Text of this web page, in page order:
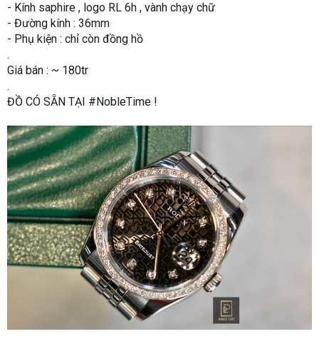
- Kính saphire , logo RL 6h , vành chạy chữ
- Đường kính : 36mm
- Phụ kiện : chỉ còn đồng hồ
.
Giá bán : ~ 180tr
.
ĐỒ CÓ SẴN TẠI #NobleTime !